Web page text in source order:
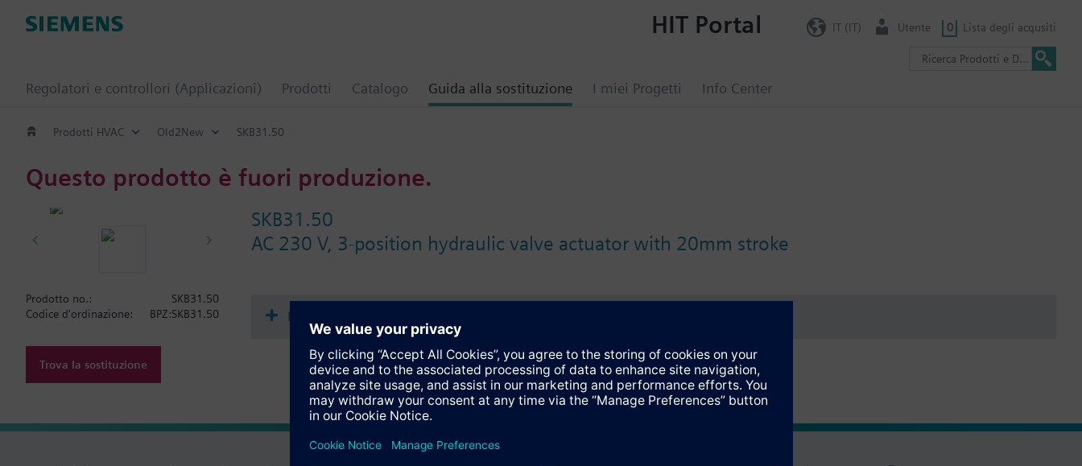
Regolatori e controllori (Applicazioni) Prodotti Catalogo Guida alla sostituzione I miei Progetti Info Center
HIT Portal IT (IT) Utente 0 Lista degli acqusiti
Prodotti HVAC Old2New SKB31.50
Questo prodotto è fuori produzione.
SKB31.50
AC 230 V, 3-position hydraulic valve actuator with 20mm stroke
Prodotto no.:
SKB31.50
Codice d'ordinazione:
BPZ:SKB31.50
Trova la sostituzione
Documenti